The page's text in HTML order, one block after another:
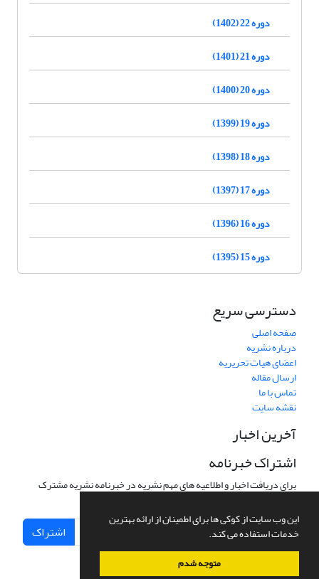
این وب سایت از کوکی ها برای اطمینان از ارائه بهترین
خدمات استفاده می کند.
متوجه شدم
دوره 22 (1402)
دوره 21 (1401)
دوره 20 (1400)
دوره 19 (1399)
دوره 18 (1398)
دوره 17 (1397)
دوره 16 (1396)
دوره 15 (1395)
دسترسی سریع
صفحه اصلی
درباره نشریه
اعضای هیات تحریریه
ارسال مقاله
تماس با ما
نقشه سایت
آخرین اخبار
اشتراک خبرنامه
برای دریافت اخبار و اطلاعیه های مهم نشریه در خبرنامه نشریه مشترک
اشتراک